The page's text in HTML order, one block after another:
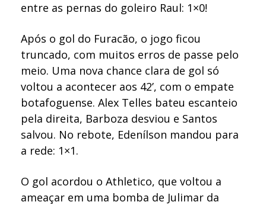
entre as pernas do goleiro Raul: 1×0!
Após o gol do Furacão, o jogo ficou
truncado, com muitos erros de passe pelo
meio. Uma nova chance clara de gol só
voltou a acontecer aos 42’, com o empate
botafoguense. Alex Telles bateu escanteio
pela direita, Barboza desviou e Santos
salvou. No rebote, Edenílson mandou para
a rede: 1×1.
O gol acordou o Athletico, que voltou a
ameaçar em uma bomba de Julimar da